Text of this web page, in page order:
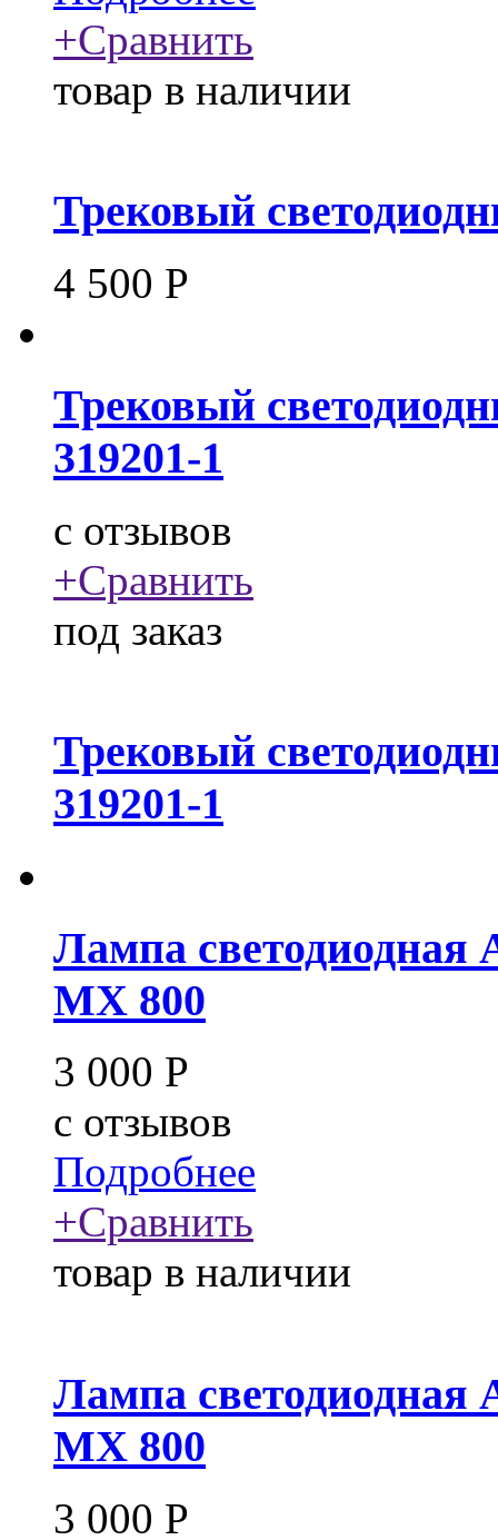
+Сравнить
товар в наличии
Трековый
4 500 Р
Трековый
319201-1
c отзывов
+Сравнить
под заказ
Трековый
319201-1
Лампа
MX 800
3 000 Р
c отзывов
Подробнее
+Сравнить
товар в наличии
Лампа
MX 800
3 000 Р